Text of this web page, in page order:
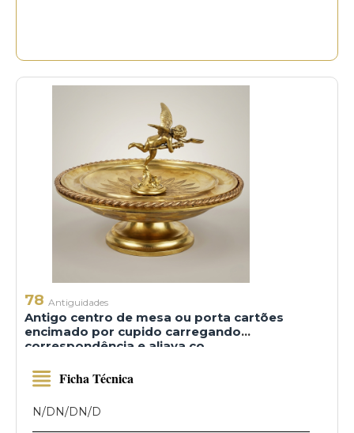
78 Antiguidades
Antigo centro de mesa ou porta cartões
encimado por cupido carregando
correspondência e aljava co
Ficha Técnica
N/DN/DN/D